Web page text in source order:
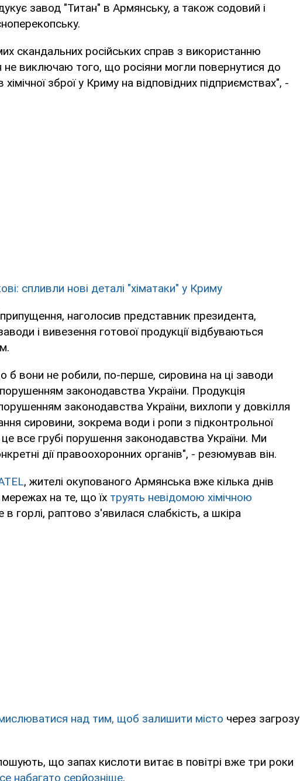
завод "Титан" в Армянську, а також содовий і
скандальних російських справ з використанню
я не виключаю того, що росіяни могли повернутися до
зброї у Криму на відповідних підприємствах", -
спливли нові деталі "хіматаки" у Криму
наголосив представник президента,
і вивезення готової продукції відбуваються
б вони не робили, по-перше, сировина на ці заводи
законодавства України. Продукція
законодавства України, вихлопи у довкілля
сировини, зокрема води і ропи з підконтрольної
це все грубі порушення законодавства України. Ми
дії правоохоронних органів", - резюмував він.
, жителі окупованого Армянська вже кілька днів
на те, що їх труять невідомою хімічною
горлі, раптово з'явилася слабкість, а шкіра
над тим, щоб залишити місто через загрозу
що запах кислоти витає в повітрі вже три роки
набагато серйозніше.